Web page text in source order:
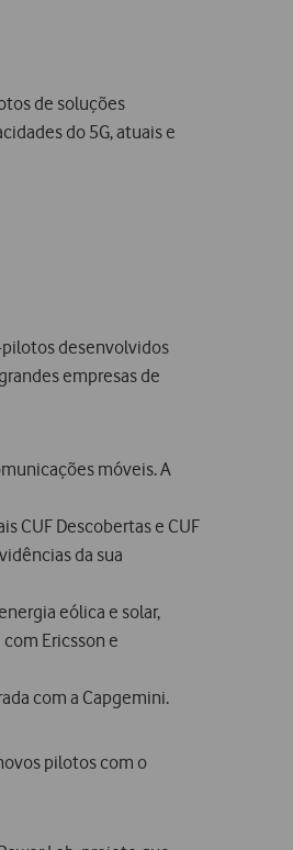
de soluções
do 5G, atuais e
desenvolvidos
empresas de
móveis. A
CUF Descobertas e CUF
da sua
eólica e solar,
Ericsson e
com a Capgemini.
pilotos com o